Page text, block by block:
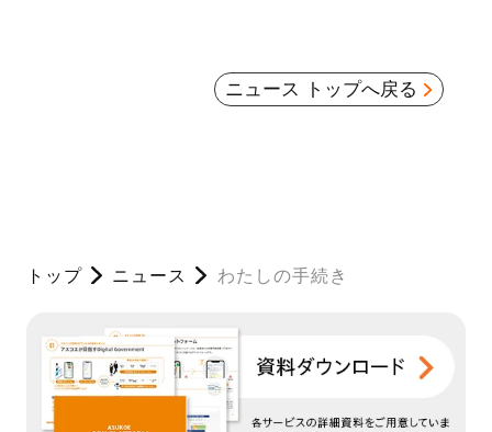
ニュース トップへ戻る
トップ ニュース わたしの手続き